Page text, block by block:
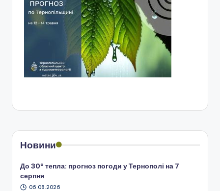
Новини
До 30° тепла: прогноз погоди у Тернополі на 7
серпня
06.08.2026